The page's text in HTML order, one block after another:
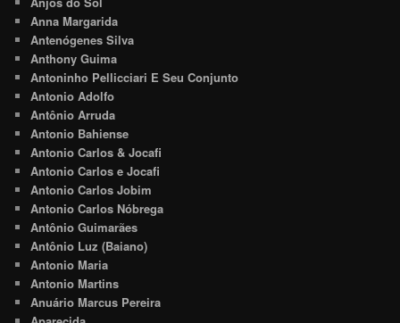
Anna Margarida
Antenógenes Silva
Anthony Guima
Antoninho Pellicciari E Seu Conjunto
Antonio Adolfo
Antônio Arruda
Antonio Bahiense
Antonio Carlos & Jocafi
Antonio Carlos e Jocafi
Antonio Carlos Jobim
Antonio Carlos Nóbrega
Antônio Guimarães
Antônio Luz (Baiano)
Antonio Maria
Antonio Martins
Anuário Marcus Pereira